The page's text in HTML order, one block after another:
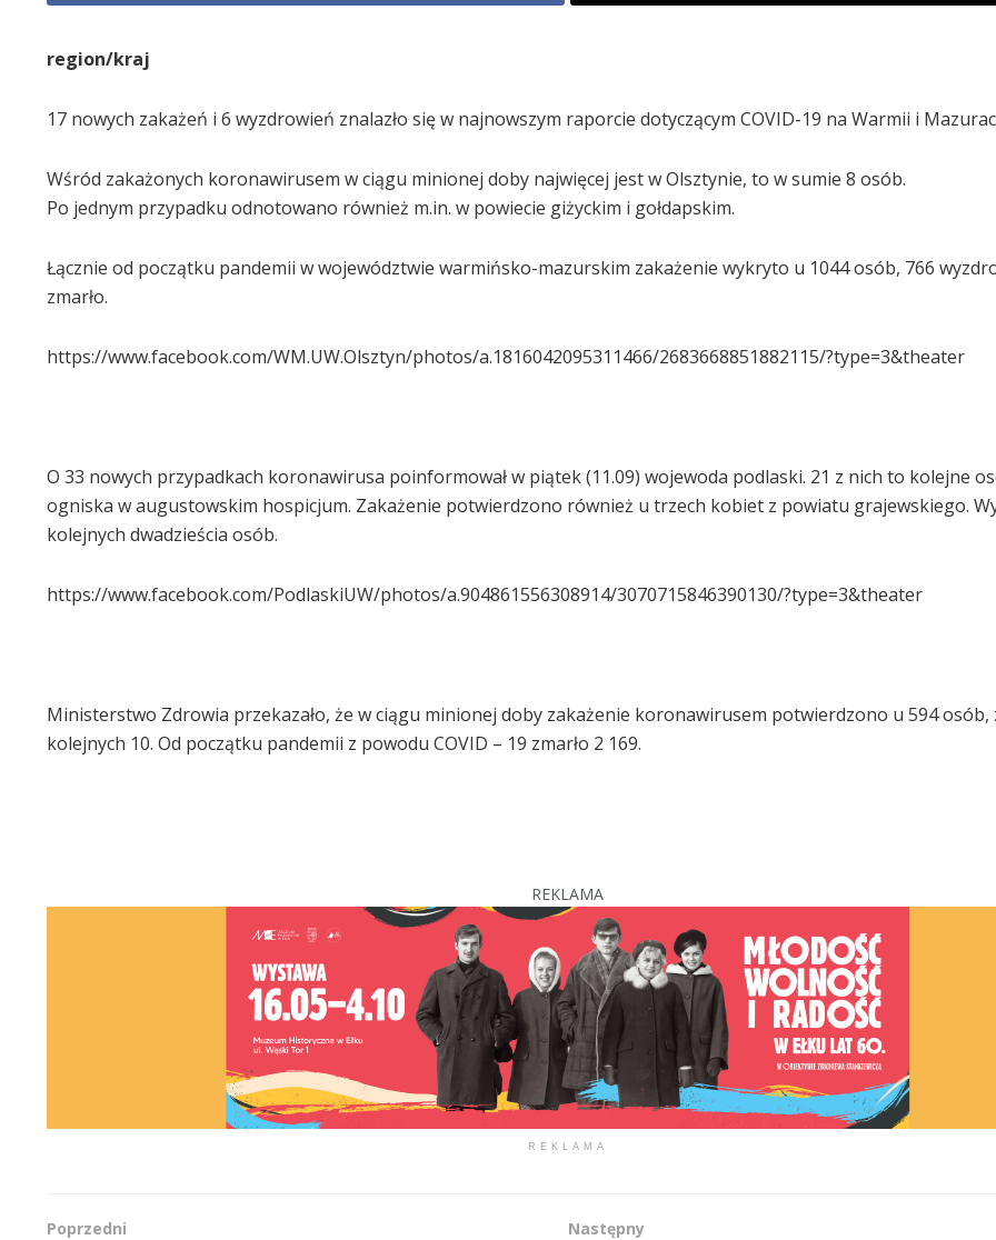
region/kraj
17 nowych zakażeń i 6 wyzdrowień znalazło się w najnowszym raporcie dotyczącym COVID-19 na Warmii i
Wśród zakażonych koronawirusem w ciągu minionej doby najwięcej jest w Olsztynie, to w sumie 8 osób.
Po jednym przypadku odnotowano również m.in. w powiecie giżyckim i gołdapskim.
Łącznie od początku pandemii w województwie warmińsko-mazurskim zakażenie wykryto u 1044 osób, 766
zmarło.
https://www.facebook.com/WM.UW.Olsztyn/photos/a.1816042095311466/2683668851882115/?type=3&theater
O 33 nowych przypadkach koronawirusa poinformował w piątek (11.09) wojewoda podlaski. 21 z nich to kolejne
ogniska w augustowskim hospicjum. Zakażenie potwierdzono również u trzech kobiet z powiatu grajewskiego.
kolejnych dwadzieścia osób.
https://www.facebook.com/PodlaskiUW/photos/a.904861556308914/3070715846390130/?type=3&theater
Ministerstwo Zdrowia przekazało, że w ciągu minionej doby zakażenie koronawirusem potwierdzono u 594 osób,
kolejnych 10. Od początku pandemii z powodu COVID – 19 zmarło 2 169.
REKLAMA
REKLAMA
Poprzedni Następny